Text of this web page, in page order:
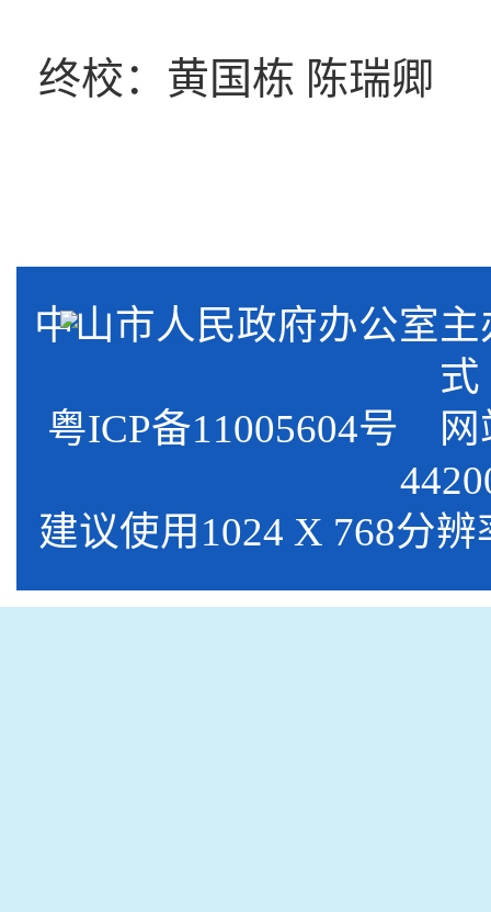
终校：黄国栋 陈瑞卿
中山市人民政府办公
式
粤ICP备11005604号 网
建议使用1024 X 768分